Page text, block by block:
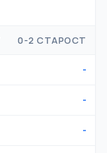
0-2 СТАРОСТ
-
-
-